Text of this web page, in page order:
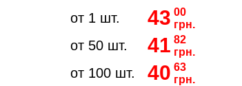
от 1 шт. 43 00
грн.
от 50 шт. 41 82
грн.
от 100 шт. 40 63
грн.